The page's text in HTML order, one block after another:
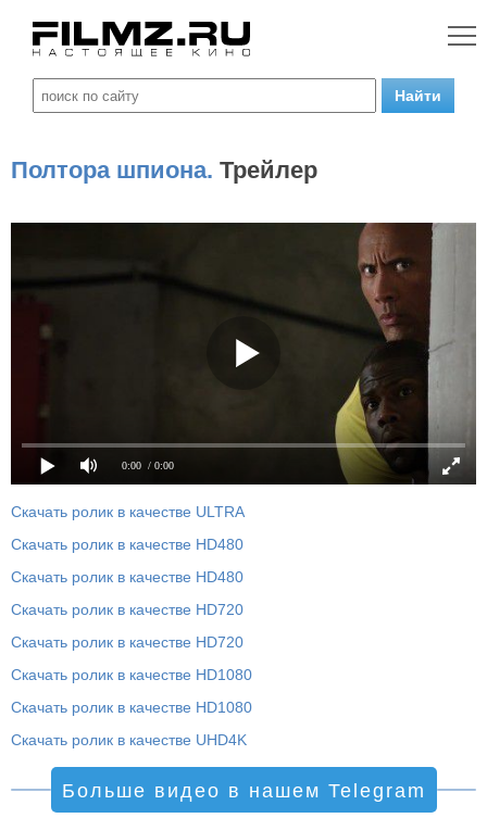
Полтора шпиона. Трейлер
0:00 / 0:00
Скачать ролик в качестве ULTRA
Скачать ролик в качестве HD480
Скачать ролик в качестве HD480
Скачать ролик в качестве HD720
Скачать ролик в качестве HD720
Скачать ролик в качестве HD1080
Скачать ролик в качестве HD1080
Скачать ролик в качестве UHD4K
Больше видео в нашем Telegram